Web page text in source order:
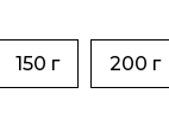
150 г 200 г